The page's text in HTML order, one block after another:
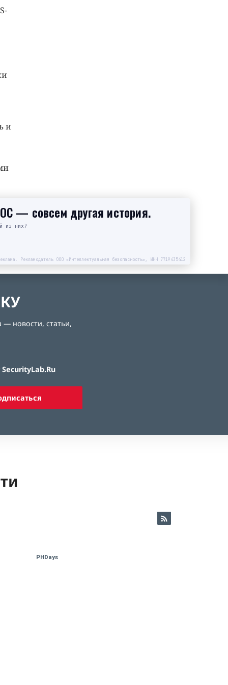
и
— совсем другая история.
из них?
Рекламодатель ООО «Интеллектуальная безопасность», ИНН 7719435412
новости, статьи,
PHDays